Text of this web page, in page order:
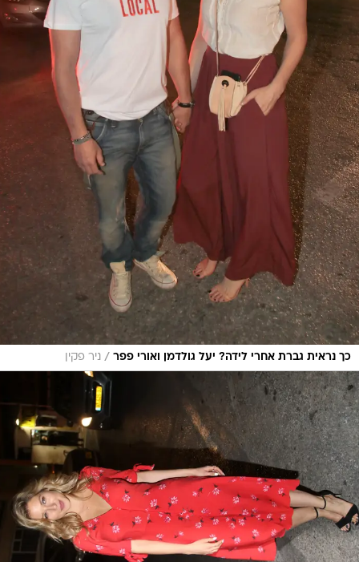
כך נראית גברת אחרי לידה? יעל גולדמן ואורי פפר / ניר פקין